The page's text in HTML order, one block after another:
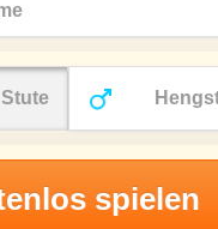
Stute